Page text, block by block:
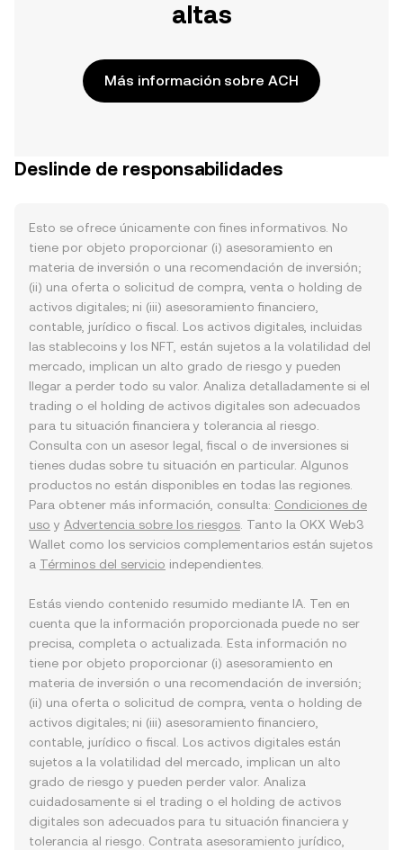
altas
Más información sobre ACH
Deslinde de responsabilidades
Esto se ofrece únicamente con fines informativos. No
tiene por objeto proporcionar (i) asesoramiento en
materia de inversión o una recomendación de inversión;
(ii) una oferta o solicitud de compra, venta o holding de
activos digitales; ni (iii) asesoramiento financiero,
contable, jurídico o fiscal. Los activos digitales, incluidas
las stablecoins y los NFT, están sujetos a la volatilidad del
mercado, implican un alto grado de riesgo y pueden
llegar a perder todo su valor. Analiza detalladamente si el
trading o el holding de activos digitales son adecuados
para tu situación financiera y tolerancia al riesgo.
Consulta con un asesor legal, fiscal o de inversiones si
tienes dudas sobre tu situación en particular. Algunos
productos no están disponibles en todas las regiones.
Para obtener más información, consulta: Condiciones de
uso y Advertencia sobre los riesgos . Tanto la OKX Web3
Wallet como los servicios complementarios están sujetos
a Términos del servicio independientes.
Estás viendo contenido resumido mediante IA. Ten en
cuenta que la información proporcionada puede no ser
precisa, completa o actualizada. Esta información no
tiene por objeto proporcionar (i) asesoramiento en
materia de inversión o una recomendación de inversión;
(ii) una oferta o solicitud de compra, venta o holding de
activos digitales; ni (iii) asesoramiento financiero,
contable, jurídico o fiscal. Los activos digitales están
sujetos a la volatilidad del mercado, implican un alto
grado de riesgo y pueden perder valor. Analiza
cuidadosamente si el trading o el holding de activos
digitales son adecuados para tu situación financiera y
tolerancia al riesgo. Contrata asesoramiento jurídico,